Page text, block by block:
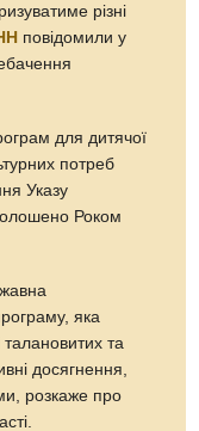
різні
повідомили у
для дитячої
потреб
Указу
Роком
яка
талановитих та
досягнення,
розкаже про